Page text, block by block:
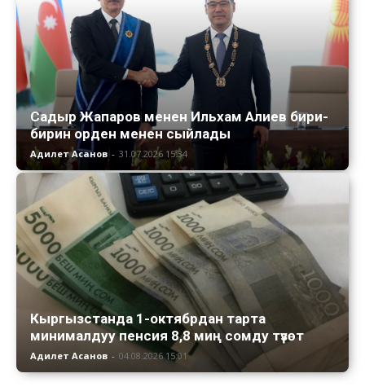
Садыр Жапаров менен Ильхам Алиев бири-
бирин орден менен сыйлады
Адилет Асанов - 31.07.2026 15:34
Кыргызстанда 1-октябрдан тарта
минималдуу пенсия 8,8 миң сомду түзөт
Адилет Асанов - 04.08.2026 15:01